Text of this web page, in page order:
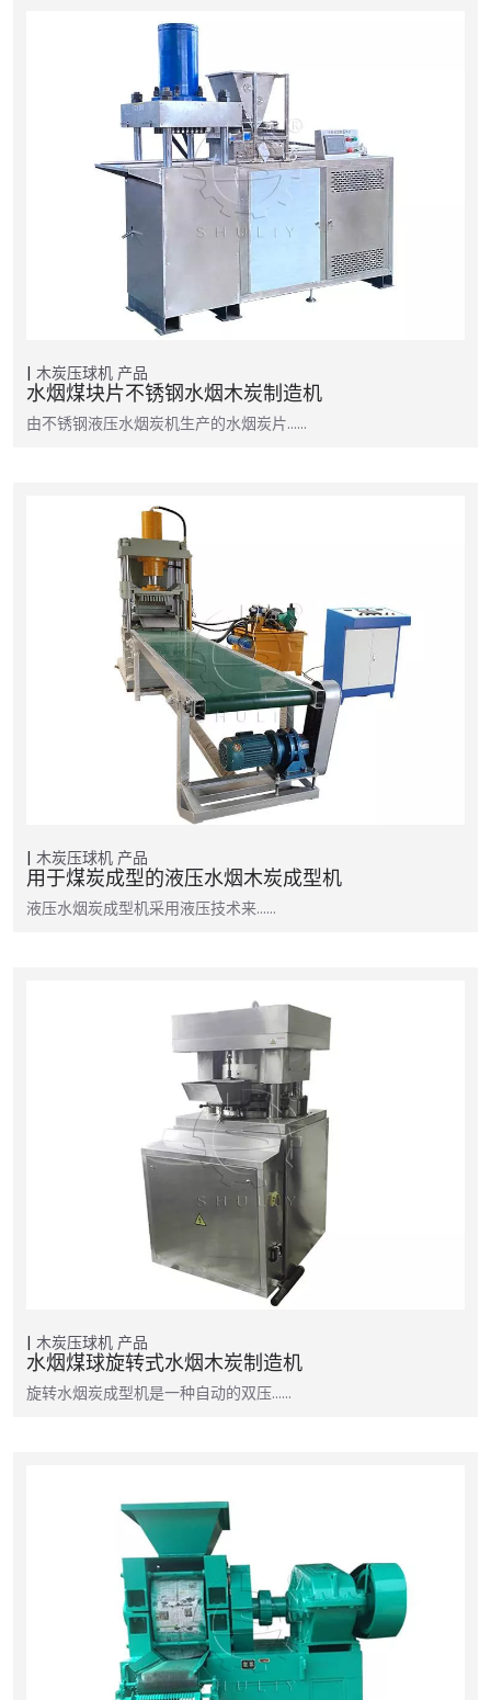
木炭压球机 产品
水烟煤块片不锈钢水烟木炭制造机
由不锈钢液压水烟炭机生产的水烟炭片……
木炭压球机 产品
用于煤炭成型的液压水烟木炭成型机
液压水烟炭成型机采用液压技术来……
木炭压球机 产品
水烟煤球旋转式水烟木炭制造机
旋转水烟炭成型机是一种自动的双压……